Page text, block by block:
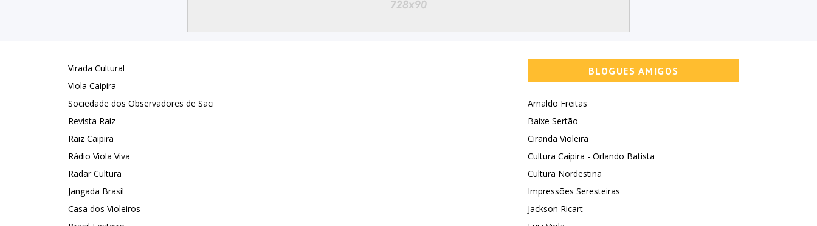
Virada Cultural
Viola Caipira
Sociedade dos Observadores de Saci
Revista Raiz
Raiz Caipira
Rádio Viola Viva
Radar Cultura
Jangada Brasil
Casa dos Violeiros
BLOGUES AMIGOS
Arnaldo Freitas
Baixe Sertão
Ciranda Violeira
Cultura Caipira - Orlando Batista
Cultura Nordestina
Impressões Seresteiras
Jackson Ricart